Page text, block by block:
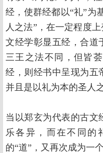
经，使群经都以“礼”为
人之法”，在一定程度
文经学彰显五经，合道
三王之法不同，但皆
经，则经书中呈现为五
并且是以礼为本的圣人
当以郑玄为代表的古文
乐各异，而在不同的
的“道”，又再次成为一